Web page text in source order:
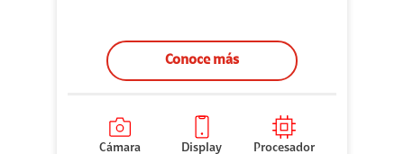
Conoce más
Cámara
Display
Procesador